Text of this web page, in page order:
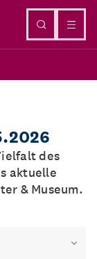
des
aktuelle
& Museum.